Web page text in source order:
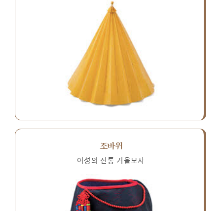
조바위
여성의 전통 겨울모자